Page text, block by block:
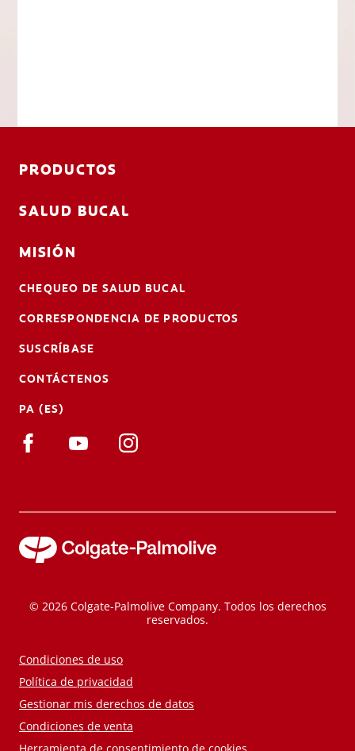
PRODUCTOS
SALUD BUCAL
MISIÓN
CHEQUEO DE SALUD BUCAL
CORRESPONDENCIA DE PRODUCTOS
SUSCRÍBASE
CONTÁCTENOS
PA (ES)
© 2026 Colgate-Palmolive Company. Todos los derechos
reservados.
Condiciones de uso
Política de privacidad
Gestionar mis derechos de datos
Condiciones de venta